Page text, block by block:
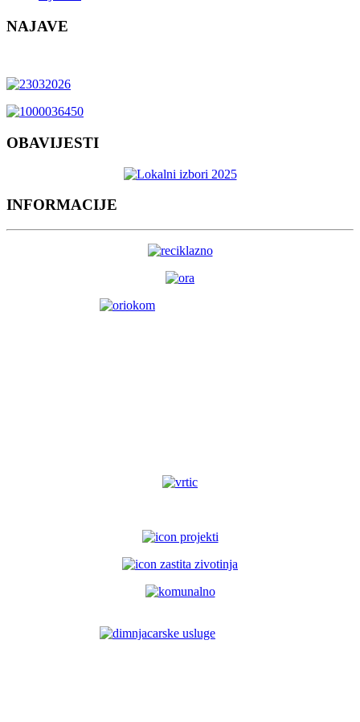
NAJAVE
OBAVIJESTI
INFORMACIJE